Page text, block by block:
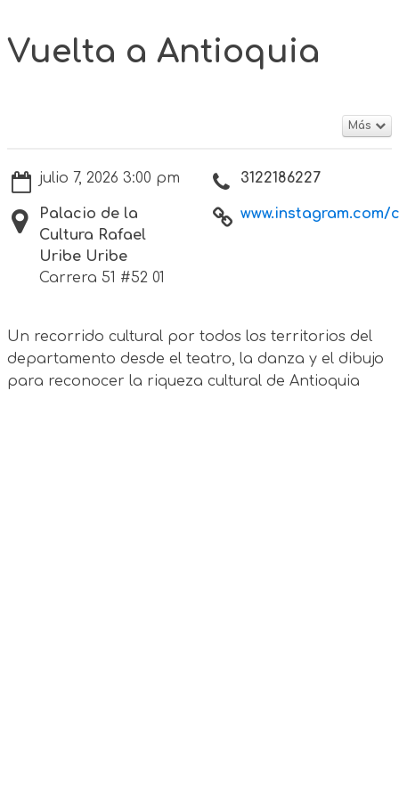
Vuelta a Antioquia
Más
julio 7, 2026 3:00 pm
Palacio de la
Cultura Rafael
Uribe Uribe
Carrera 51 #52 01
3122186227
www.instagram.com/
Un recorrido cultural por todos los territorios del
departamento desde el teatro, la danza y el dibujo
para reconocer la riqueza cultural de Antioquia